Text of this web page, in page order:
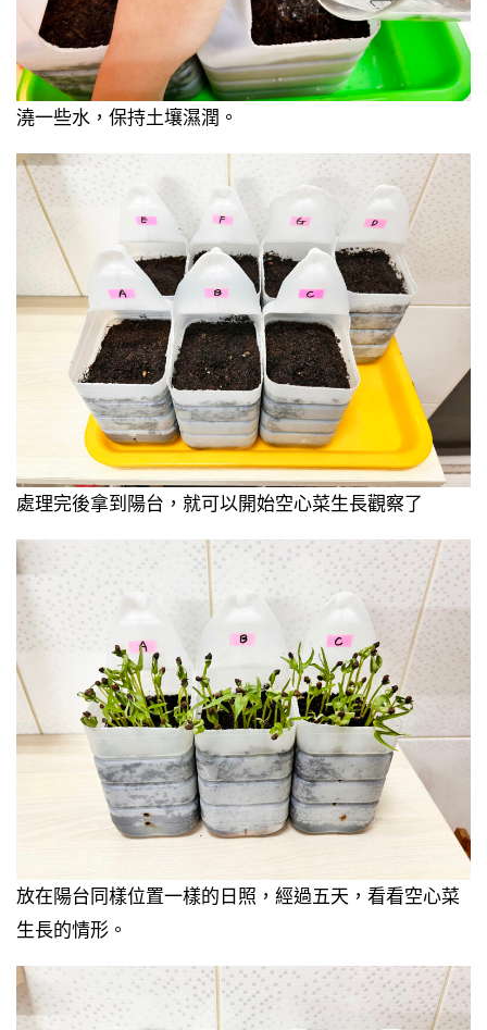
澆一些水，保持土壤濕潤。
處理完後拿到陽台，就可以開始空心菜生長觀察了
放在陽台同樣位置一樣的日照，經過五天，看看空心菜
生長的情形。